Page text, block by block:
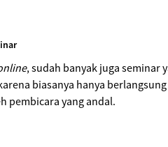
, sudah banyak juga seminar
biasanya hanya
pembicara yang andal.